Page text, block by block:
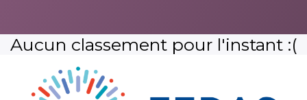
Aucun classement pour l'instant :(